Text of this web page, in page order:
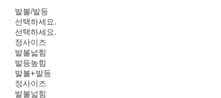
발볼/발등
선택하세요.
선택하세요.
정사이즈
발볼넓힘
발등높힘
발볼+발등
정사이즈
발볼넓힘